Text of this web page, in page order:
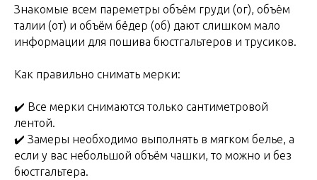
Знакомые всем пареметры объём груди (ог), объём
талии (от) и объём бёдер (об) дают слишком мало
информации для пошива бюстгальтеров и трусиков.
Как правильно снимать мерки:
✔️ Все мерки снимаются только сантиметровой
лентой.
✔️ Замеры необходимо выполнять в мягком белье, а
если у вас небольшой объём чашки, то можно и без
бюстгальтера.